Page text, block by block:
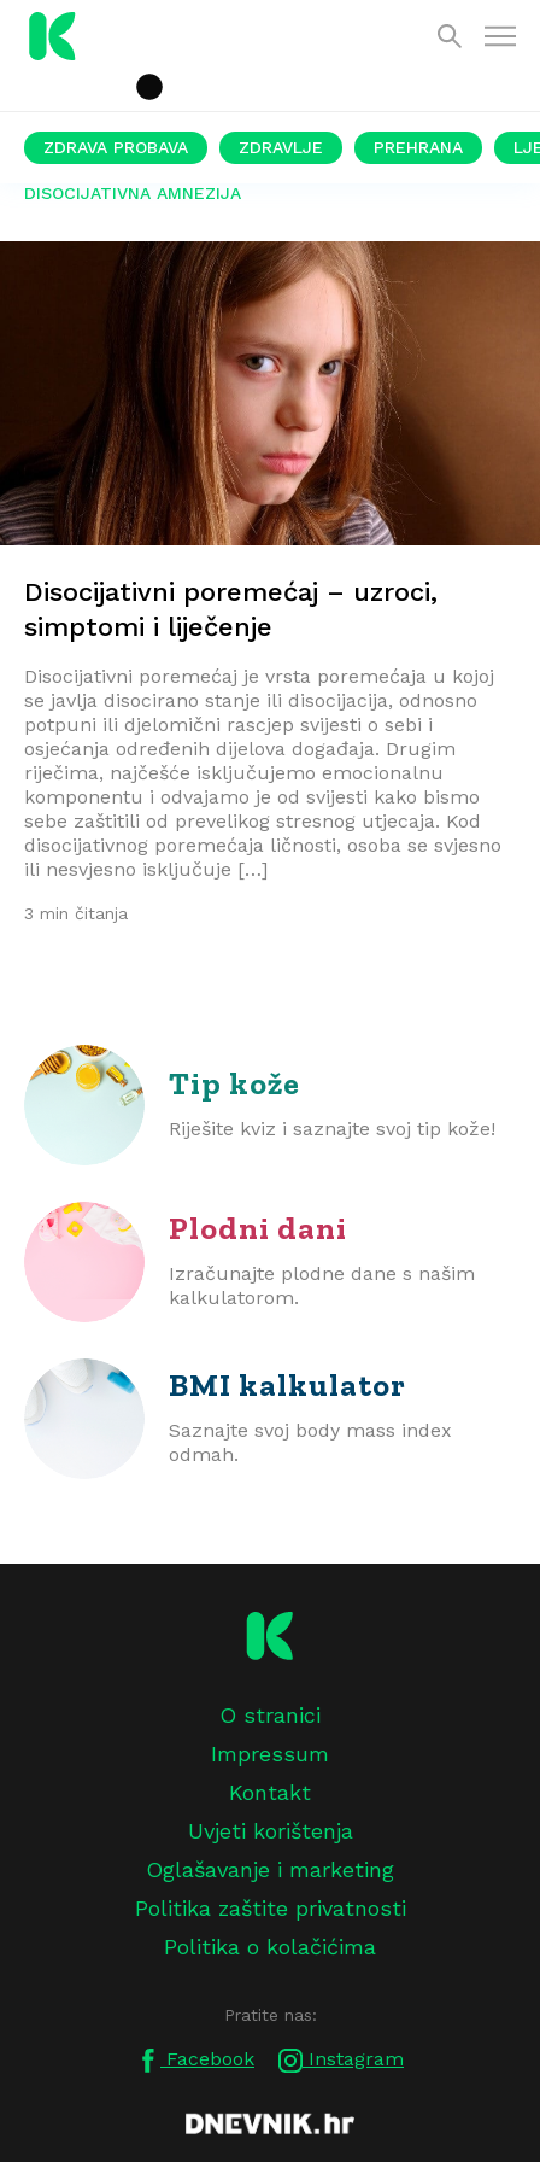
ZDRAVA PROBAVA ZDRAVLJE PREHRANA
DISOCIJATIVNA AMNEZIJA
Disocijativni poremećaj – uzroci,
simptomi i liječenje
Disocijativni poremećaj je vrsta poremećaja u kojoj
se javlja disocirano stanje ili disocijacija, odnosno
potpuni ili djelomični rascjep svijesti o sebi i
osjećanja određenih dijelova događaja. Drugim
riječima, najčešće isključujemo emocionalnu
komponentu i odvajamo je od svijesti kako bismo
sebe zaštitili od prevelikog stresnog utjecaja. Kod
disocijativnog poremećaja ličnosti, osoba se svjesno
ili nesvjesno isključuje […]
3 min čitanja
Tip kože
Riješite kviz i saznajte svoj tip kože!
Plodni dani
Izračunajte plodne dane s našim
kalkulatorom.
BMI kalkulator
Saznajte svoj body mass index
odmah.
O stranici
Impressum
Kontakt
Uvjeti korištenja
Oglašavanje i marketing
Politika zaštite privatnosti
Politika o kolačićima
Pratite nas:
Facebook Instagram